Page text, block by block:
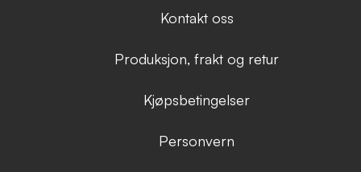
Kontakt oss
Produksjon, frakt og retur
Kjøpsbetingelser
Personvern